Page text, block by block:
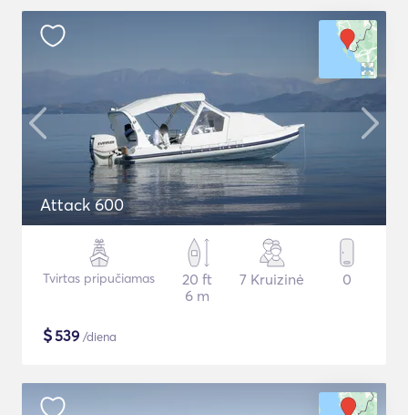
Attack 600
Tvirtas pripučiamas
20 ft
6 m
7 Kruizinė 0
$539 /diena